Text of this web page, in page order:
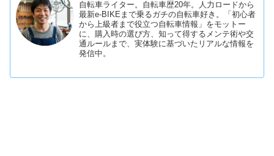
自転車ライター。自転車歴20年。人力ロードから
最新e-BIKEまで乗るガチの自転車好き。「初心者
から上級者まで役立つ自転車情報」をモットー
に、購入時の選び方、知って得するメンテ術や交
通ルールまで、実体験に基づいたリアルな情報を
発信中。